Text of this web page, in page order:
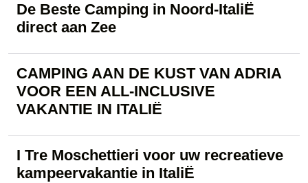
De Beste Camping in Noord-ItaliË
direct aan Zee
CAMPING AAN DE KUST VAN ADRIA
VOOR EEN ALL-INCLUSIVE
VAKANTIE IN ITALIË
I Tre Moschettieri voor uw recreatieve
kampeervakantie in ItaliË